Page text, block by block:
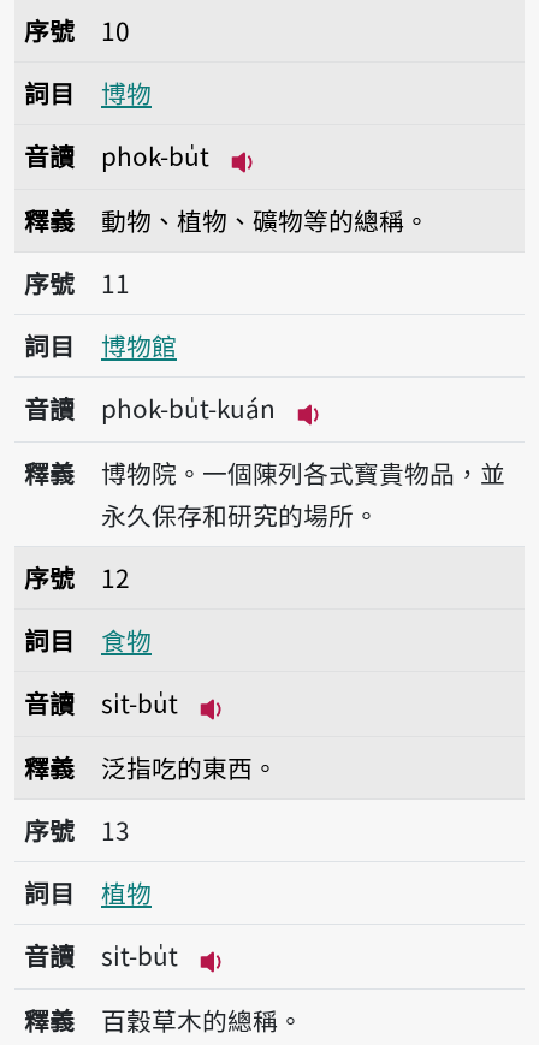
序號10博物
序號
10
詞目
博物
音讀
phok-bu̍t
釋義
動物、植物、礦物等的總稱。
序號11博物館
序號
11
詞目
博物館
音讀
phok-bu̍t-kuán
播放音讀phok-bu̍t-
釋義
博物院。一個陳列各式寶貴物品，並
永久保存和研究的場所。
序號12食物
序號
12
詞目
食物
音讀
si̍t-bu̍t
釋義
泛指吃的東西。
序號13植物
序號
13
詞目
植物
音讀
si̍t-bu̍t
播放音讀si̍t-bu̍t
釋義 百穀草木的總稱。